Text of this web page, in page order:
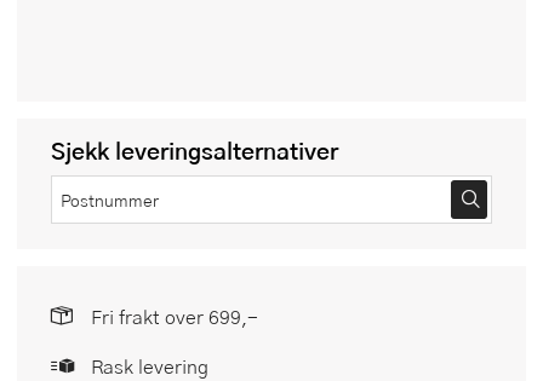
Sjekk leveringsalternativer
Fri frakt over 699,-
Rask levering